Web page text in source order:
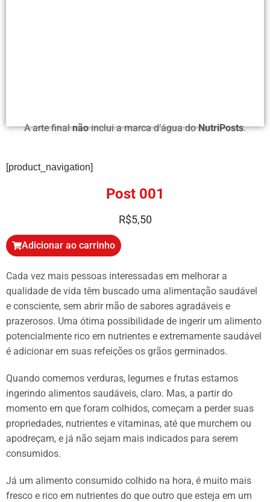
A arte finalnãoinclui a marca d’água doNutriPosts.
[product_navigation]
Post 001
R$5,50
Adicionar ao carrinho
Cada vez mais pessoas interessadas em melhorar a
qualidade de vida têm buscado uma alimentação saudável
e consciente, sem abrir mão de sabores agradáveis e
prazerosos. Uma ótima possibilidade de ingerir um alimento
potencialmente rico em nutrientes e extremamente saudável
é adicionar em suas refeições os grãos germinados.
Quando comemos verduras, legumes e frutas estamos
ingerindo alimentos saudáveis, claro. Mas, a partir do
momento em que foram colhidos, começam a perder suas
propriedades, nutrientes e vitaminas, até que murchem ou
apodreçam, e já não sejam mais indicados para serem
consumidos.
Já um alimento consumido colhido na hora, é muito mais
fresco e rico em nutrientes do que outro que esteja em um